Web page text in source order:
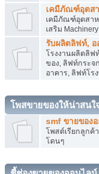
เคมีภัณฑ์อุตสา
เคมีภัณฑ์อุตสาห
เสริม
รับผลิตลิฟท์,
โรงงานผลิตลิฟ
ของ, ลิฟท์กระจ
อาคาร, ลิฟท์โร
โพสขายของให้น่าสนใ
smf ขายของ
โพสต์เรียกลูกค้
โดนๆ